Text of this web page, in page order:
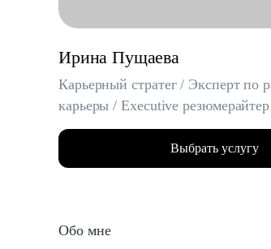
Ирина Пущаева
Карьерный стратег / Эксперт по
карьеры / Executive
Выбрать услугу
Обо мне